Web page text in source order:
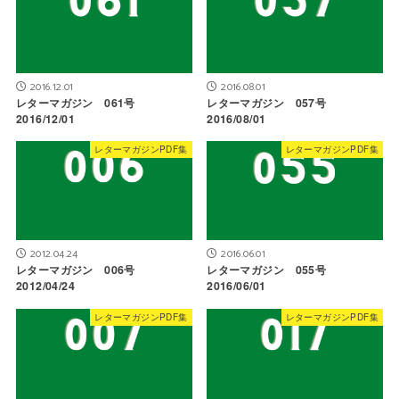
2016.12.01
レターマガジン 061号
2016/12/01
2016.08.01
レターマガジン 057号
2016/08/01
レターマガジンPDF集
2012.04.24
レターマガジン 006号
2012/04/24
レターマガジンPDF集
2016.06.01
レターマガジン 055号
2016/06/01
レターマガジンPDF集 レターマガジンPDF集